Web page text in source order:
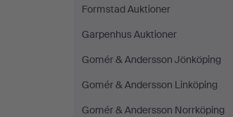
Formstad Auktioner
Garpenhus Auktioner
Gomér & Andersson Jönköping
Gomér & Andersson Linköping
Gomér & Andersson Norrköping